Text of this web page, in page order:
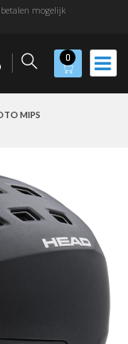
mogelijk
0
MIPS